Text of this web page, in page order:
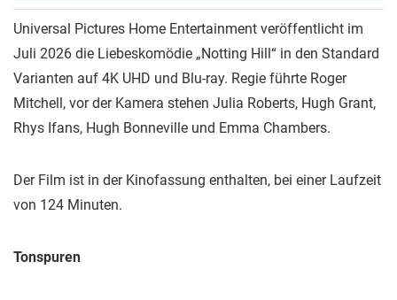
Universal Pictures Home Entertainment veröffentlicht im
Juli 2026 die Liebeskomödie „Notting Hill“ in den Standard
Varianten auf 4K UHD und Blu-ray. Regie führte Roger
Mitchell, vor der Kamera stehen Julia Roberts, Hugh Grant,
Rhys Ifans, Hugh Bonneville und Emma Chambers.
Der Film ist in der Kinofassung enthalten, bei einer Laufzeit
von 124 Minuten.
Tonspuren